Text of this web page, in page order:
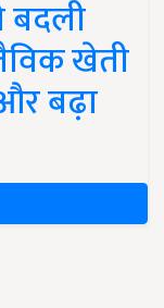
बदली
खेती
बढ़ा